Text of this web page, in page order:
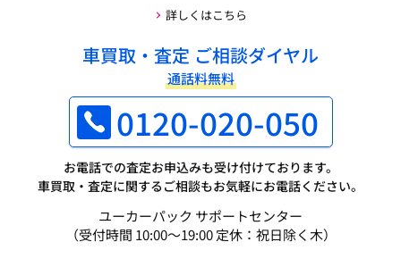
詳しくはこちら
車買取・査定 ご相談ダイヤル
通話料無料
0120-020-050
お電話での査定お申込みも受け付けております。
車買取・査定に関するご相談もお気軽にお電話ください。
ユーカーパック サポートセンター
（受付時間 10:00～19:00 定休：祝日除く木）